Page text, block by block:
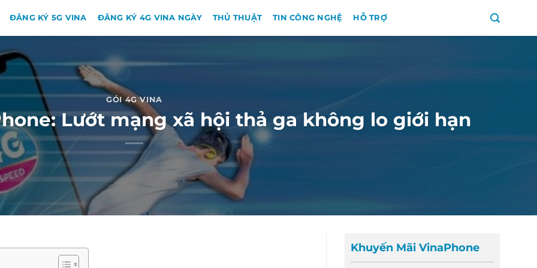
ĐĂNG KÝ 5G VINA ĐĂNG KÝ 4G VINA NGÀY THỦ THUẬT TIN CÔNG NGHỆ HỖ TRỢ
GÓI 4G VINA
Lướt mạng xã hội thả ga không lo giới hạn
Khuyến Mãi VinaPhone